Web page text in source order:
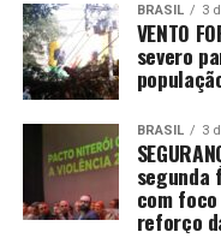
BRASIL 3
VENTO
severo
BRASIL 3
segunda
com
reforço